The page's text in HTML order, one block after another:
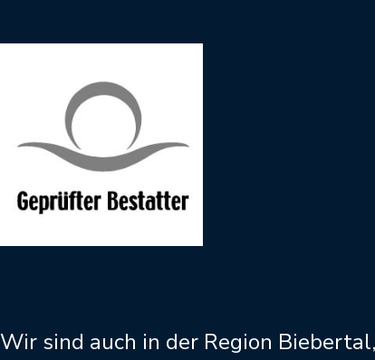
Wir sind auch in der Region